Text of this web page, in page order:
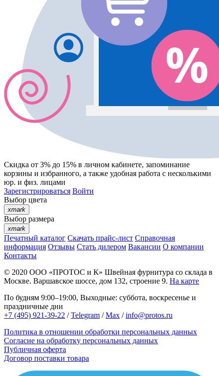
Скидка от 3% до 15% в личном кабинете, запоминание
корзины и избранного, а также удобная работа с несколькими
юр. и физ. лицами
Зарегистрироваться Войти
Выбор цвета
xmark
Выбор размера
xmark
Печатный каталог Скачать прайс-лист Справочная
информация Отзывы Стать дилером Вакансии О компании
Контакты
© 2020 ООО «ПРОТОС и К» Швейная фурнитура со склада в
Москве. Варшавское шоссе, дом 132, строение 9. На карте
По будням 9:00–19:00, Выходные: суббота, воскресенье и
праздничные дни
+7 (495) 921-39-22 /Telegram /Max /info@protos.ru
Политика в отношении обработки персональных данных
Согласие на обработку персональных данных
Публичная оферта
Договор поставки товара